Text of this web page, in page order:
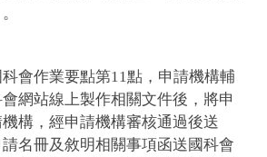
科會作業要點第11點，申請機構輔
網站線上製作相關文件後，將申
構，經申請機構審核通過後送
名冊及敘明相關事項函送國科會